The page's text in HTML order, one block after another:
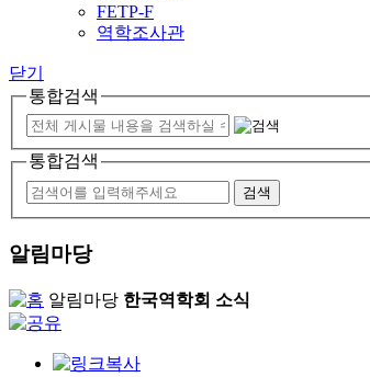
FETP-F
역학조사관
닫기
통합검색
통합검색
알림마당
알림마당 한국역학회 소식